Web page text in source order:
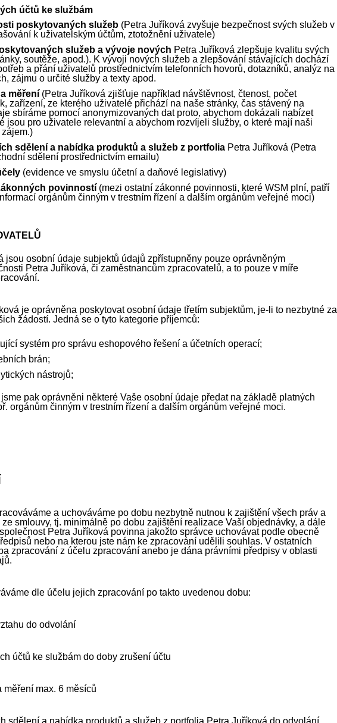
účtů ke službám
poskytovaných služeb(Petra Juříková zvyšuje bezpečnost svých služeb v
k uživatelským účtům, ztotožnění uživatele)
služeb a vývoje nových Petra Juříková zlepšuje kvalitu svých
soutěže, apod.). K vývoji nových služeb a zlepšování stávajících dochází
a přání uživatelů prostřednictvím telefonních hovorů, dotazníků, analýz na
zájmu o určité služby a texty apod.
měření(Petra Juříková zjišťuje například návštěvnost, čtenost, počet
zařízení, ze kterého uživatelé přichází na naše stránky, čas stávený na
sbíráme pomocí anonymizovaných dat proto, abychom dokázali nabízet
jsou pro uživatele relevantní a abychom rozvíjeli služby, o které mají naši
sdělení a nabídka produktů a služeb z portfolia Petra Juříková (Petra
sdělení prostřednictvím emailu)
(evidence ve smyslu účetní a daňové legislativy)
povinností(mezi ostatní zákonné povinnosti, které WSM plní, patří
orgánům činným v trestním řízení a dalším orgánům veřejné moci)
jsou osobní údaje subjektů údajů zpřístupněny pouze oprávněným
Petra Juříková, či zaměstnancům zpracovatelů, a to pouze v míře
je oprávněna poskytovat osobní údaje třetím subjektům, je-li to nezbytné za
žádostí. Jedná se o tyto kategorie příjemců:
systém pro správu eshopového řešení a účetních operací;
brán;
nástrojů;
pak oprávněni některé Vaše osobní údaje předat na základě platných
orgánům činným v trestním řízení a dalším orgánům veřejné moci.
a uchováváme po dobu nezbytně nutnou k zajištění všech práv a
smlouvy, tj. minimálně po dobu zajištění realizace Vaší objednávky, a dále
Petra Juříková povinna jakožto správce uchovávat podle obecně
nebo na kterou jste nám ke zpracování udělili souhlas. V ostatních
zpracování z účelu zpracování anebo je dána právními předpisy v oblasti
dle účelu jejich zpracování po takto uvedenou dobu:
do odvolání
účtů ke službám do doby zrušení účtu
měření max. 6 měsíců
sdělení a nabídka produktů a služeb z portfolia Petra Juříková do odvolání